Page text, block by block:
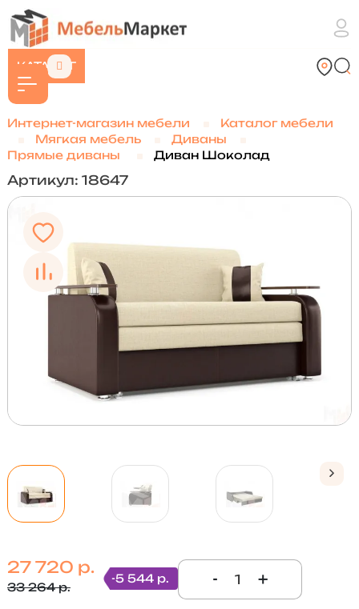
КАТАЛОГ
Интернет-магазин мебели
Каталог мебели
Мягкая мебель
Диваны
Прямые диваны
Диван Шоколад
Артикул: 18647
27 720 р.
33 264 р.
-5 544 р. - +